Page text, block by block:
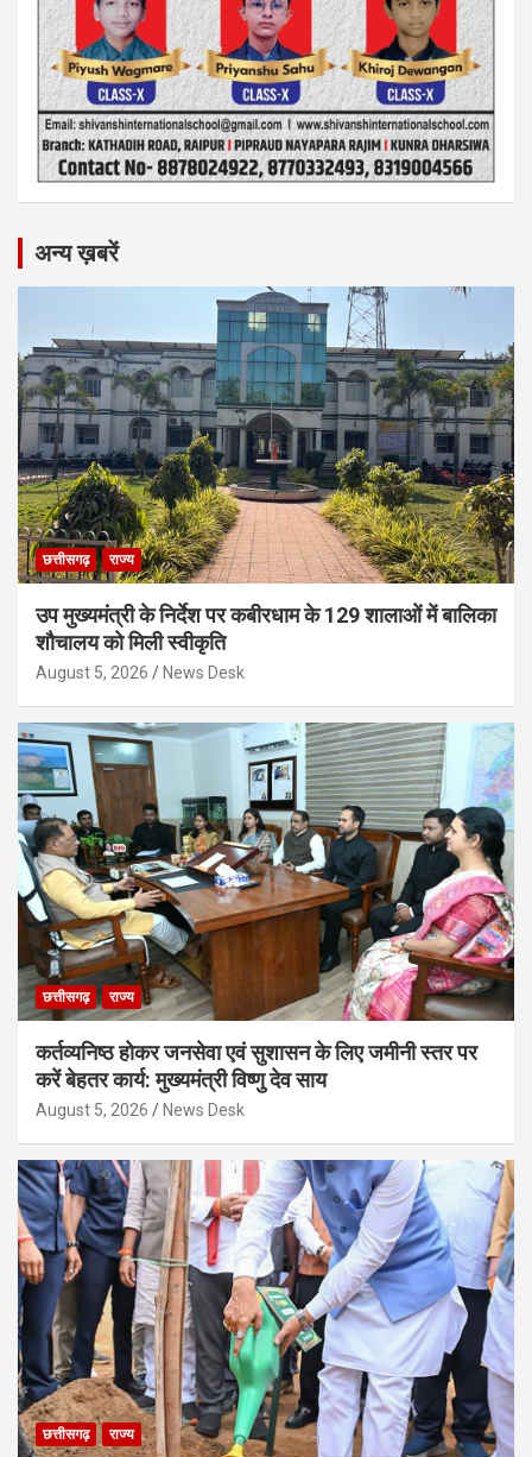
अन्य ख़बरें
छत्तीसगढ़ राज्य
उप मुख्यमंत्री के निर्देश पर कबीरधाम के 129 शालाओं में बालिका
शौचालय को मिली स्वीकृति
August 5, 2026 News Desk
छत्तीसगढ़ राज्य
कर्तव्यनिष्ठ होकर जनसेवा एवं सुशासन के लिए जमीनी स्तर पर
करें बेहतर कार्य: मुख्यमंत्री विष्णु देव साय
August 5, 2026 News Desk
छत्तीसगढ़ राज्य